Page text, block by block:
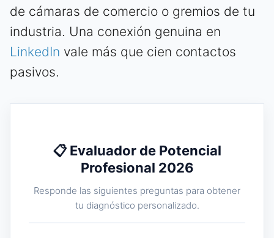
de cámaras de comercio o gremios de tu
industria. Una conexión genuina en
LinkedIn vale más que cien contactos
pasivos.
📋 Evaluador de Potencial
Profesional 2026
Responde las siguientes preguntas para obtener
tu diagnóstico personalizado.